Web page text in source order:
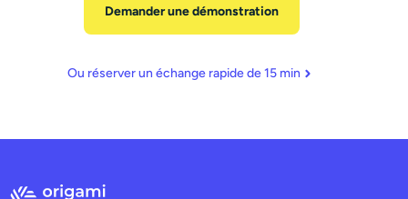
Demander une démonstration
Ou réserver un échange rapide de 15 min